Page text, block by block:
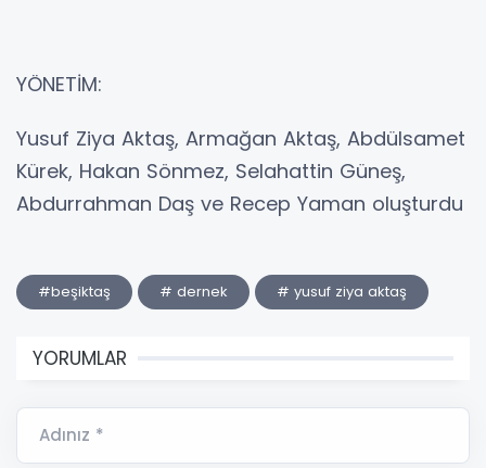
YÖNETİM:
Yusuf Ziya Aktaş, Armağan Aktaş, Abdülsamet
Kürek, Hakan Sönmez, Selahattin Güneş,
Abdurrahman Daş ve Recep Yaman oluşturdu
#beşiktaş # dernek # yusuf ziya aktaş
YORUMLAR
Adınız *